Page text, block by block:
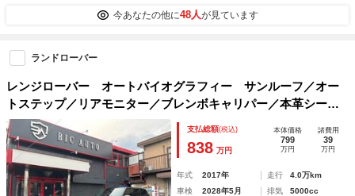
今あなたの他に48人が見ています
ランドローバー
レンジローバー オートバイオグラフィー サンルーフ／オー
トステップ／リアモニター／ブレンボキャリパー／本革シート
／エアサス／ＦＲシートヒーター／クリアテール
支払総額(税込)
838 万円
本体価格
799
万円
諸費用
39
万円
年式 2017年 走行
4.0万km
車検
2028年5月 排気
5000cc